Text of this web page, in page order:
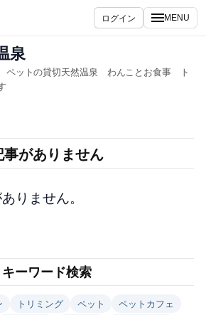
ログイン MENU
泉
ペットの貸切天然温泉 わんことお食事 ト
事がありません
りません。
キーワード検索
トリミング ペット
ペットカフェ